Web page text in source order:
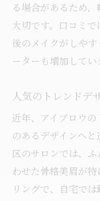
る場合があるため
大切です。口コミ
後のメイクがしや
ーターも増加してい
人気のトレンドデ
近年、アイブロウ
のあるデザインへ
区のサロンでは、
わせた骨格美眉が
リングで、自宅で